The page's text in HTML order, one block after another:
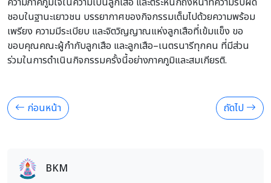
ชอบในฐานะเยาวชน บรรยากาศของกิจกรรมเต็มไปด้วยความพร้อม
เพรียง ความมีระเบียบ และจิตวิญญาณแห่งลูกเสือที่เข้มแข็ง ขอ
ขอบคุณคณะผู้กำกับลูกเสือ และลูกเสือ–เนตรนารีทุกคน ที่มีส่วน
ร่วมในการดำเนินกิจกรรมครั้งนี้อย่างภาคภูมิและสมเกียรติ.
ก่อนหน้า ถัดไป
BKM